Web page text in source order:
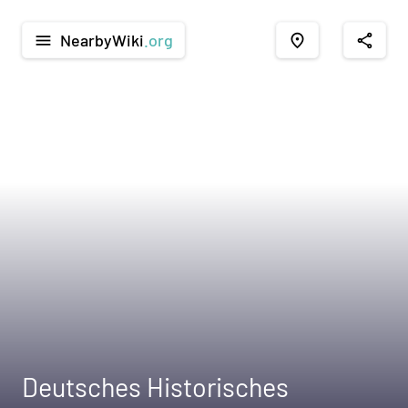
menu NearbyWiki .org place share
Deutsches Historisches